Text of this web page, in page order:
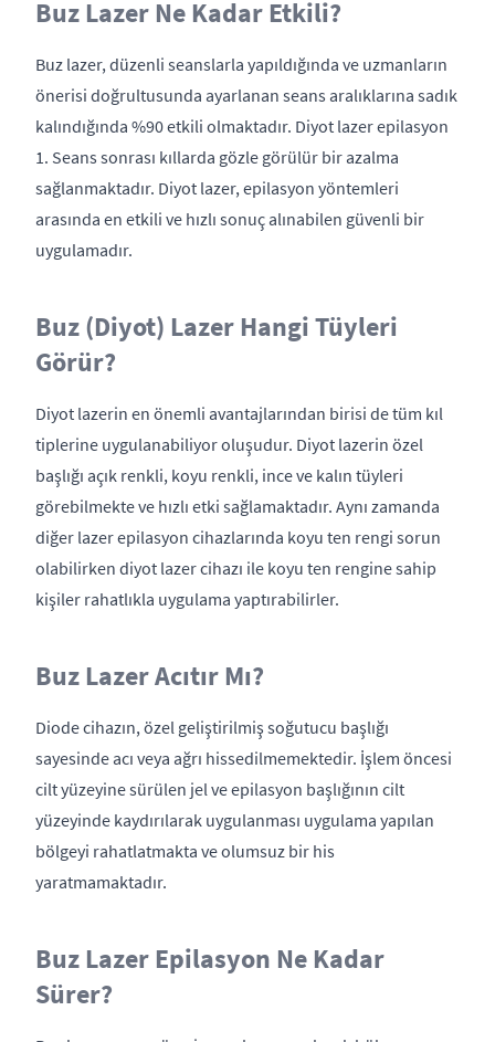
Buz Lazer Ne Kadar Etkili?
Buz lazer, düzenli seanslarla yapıldığında ve uzmanların
önerisi doğrultusunda ayarlanan seans aralıklarına sadık
kalındığında %90 etkili olmaktadır. Diyot lazer epilasyon
1. Seans sonrası kıllarda gözle görülür bir azalma
sağlanmaktadır. Diyot lazer, epilasyon yöntemleri
arasında en etkili ve hızlı sonuç alınabilen güvenli bir
uygulamadır.
Buz (Diyot) Lazer Hangi Tüyleri
Görür?
Diyot lazerin en önemli avantajlarından birisi de tüm kıl
tiplerine uygulanabiliyor oluşudur. Diyot lazerin özel
başlığı açık renkli, koyu renkli, ince ve kalın tüyleri
görebilmekte ve hızlı etki sağlamaktadır. Aynı zamanda
diğer lazer epilasyon cihazlarında koyu ten rengi sorun
olabilirken diyot lazer cihazı ile koyu ten rengine sahip
kişiler rahatlıkla uygulama yaptırabilirler.
Buz Lazer Acıtır Mı?
Diode cihazın, özel geliştirilmiş soğutucu başlığı
sayesinde acı veya ağrı hissedilmemektedir. İşlem öncesi
cilt yüzeyine sürülen jel ve epilasyon başlığının cilt
yüzeyinde kaydırılarak uygulanması uygulama yapılan
bölgeyi rahatlatmakta ve olumsuz bir his
yaratmamaktadır.
Buz Lazer Epilasyon Ne Kadar
Sürer?